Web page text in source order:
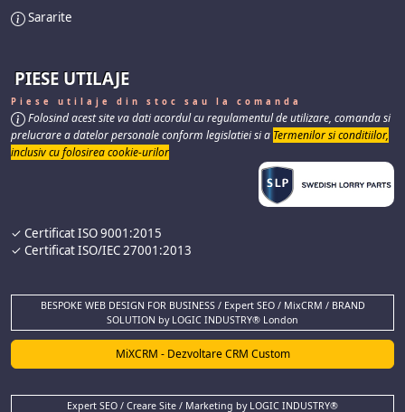
Sararite
PIESE UTILAJE
Piese utilaje din stoc sau la comanda
Folosind acest site va dati acordul cu regulamentul de utilizare, comanda si
prelucrare a datelor personale conform legislatiei si a Termenilor si conditiilor,
inclusiv cu folosirea cookie-urilor
✓ Certificat ISO 9001:2015
✓ Certificat ISO/IEC 27001:2013
BESPOKE WEB DESIGN FOR BUSINESS / Expert SEO / MixCRM / BRAND
SOLUTION by LOGIC INDUSTRY® London
MiXCRM - Dezvoltare CRM Custom
Expert SEO / Creare Site / Marketing by LOGIC INDUSTRY®